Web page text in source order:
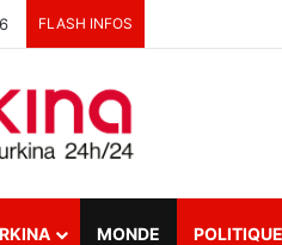
FLASH INFOS
MONDE POLITIQUE